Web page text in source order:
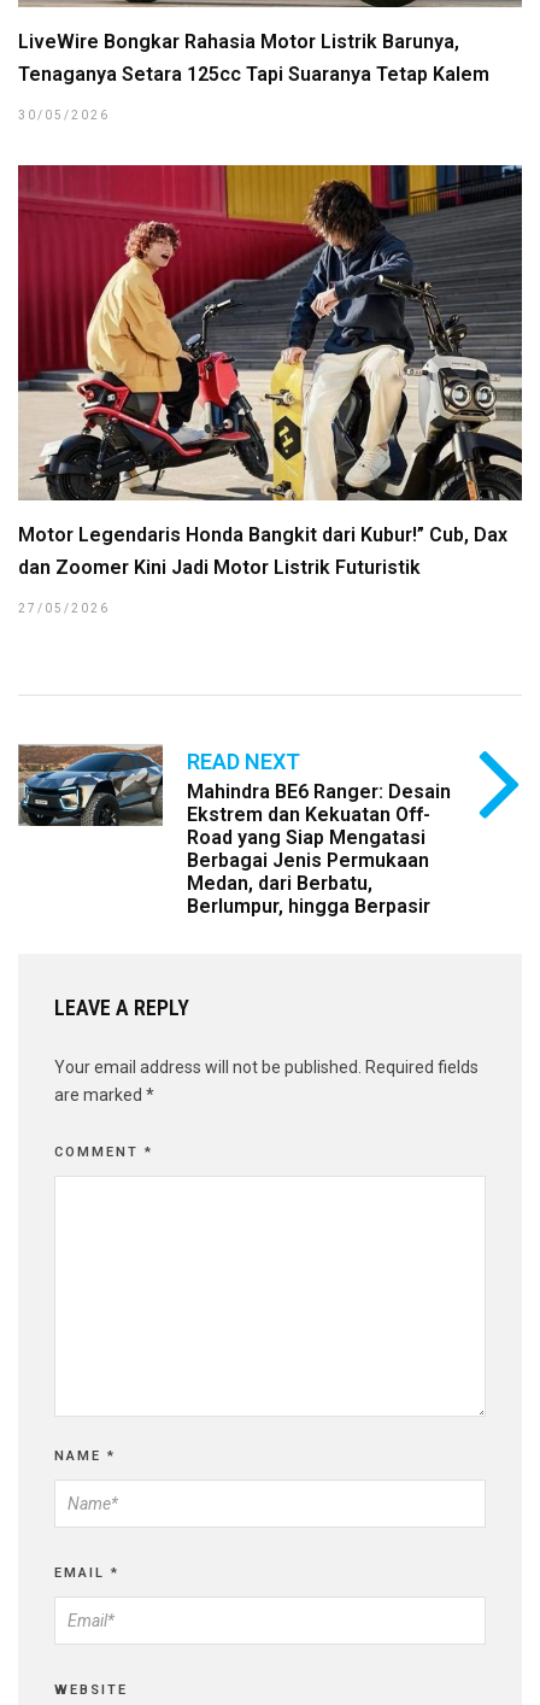
LiveWire Bongkar Rahasia Motor Listrik Barunya,
Tenaganya Setara 125cc Tapi Suaranya Tetap Kalem
30/05/2026
Motor Legendaris Honda Bangkit dari Kubur!” Cub, Dax
dan Zoomer Kini Jadi Motor Listrik Futuristik
27/05/2026
READ NEXT
Mahindra BE6 Ranger: Desain
Ekstrem dan Kekuatan Off-
Road yang Siap Mengatasi
Berbagai Jenis Permukaan
Medan, dari Berbatu,
Berlumpur, hingga Berpasir
LEAVE A REPLY
Your email address will not be published. Required fields
are marked *
COMMENT *
NAME *
EMAIL *
WEBSITE